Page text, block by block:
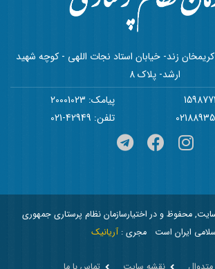
زند- خیابان استاد نجات اللهی - کوچه شهید
ارشد- پلاک 8
پیامک: 20001023
تلفن: 42949-021
محفوظ و در اختیارسازمان نظام پرستاری جمهوری
ایران است
مجری :آریانیک